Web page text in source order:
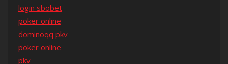
login sbobet
poker online
dominoqq pkv
poker online
pkv